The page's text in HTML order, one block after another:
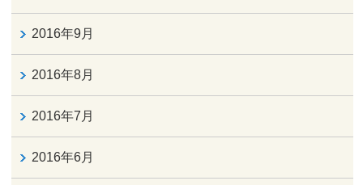
2016年9月
2016年8月
2016年7月
2016年6月